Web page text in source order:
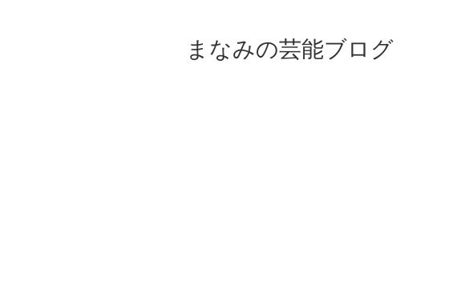
まなみの芸能ブログ